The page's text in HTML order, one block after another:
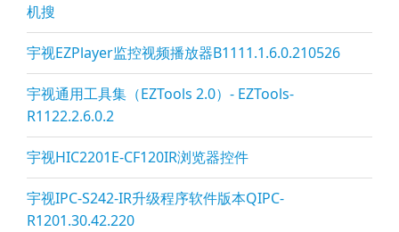
机搜
宇视EZPlayer监控视频播放器B1111.1.6.0.210526
宇视通用工具集（EZTools 2.0）- EZTools-
R1122.2.6.0.2
宇视HIC2201E-CF120IR浏览器控件
宇视IPC-S242-IR升级程序软件版本QIPC-
R1201.30.42.220